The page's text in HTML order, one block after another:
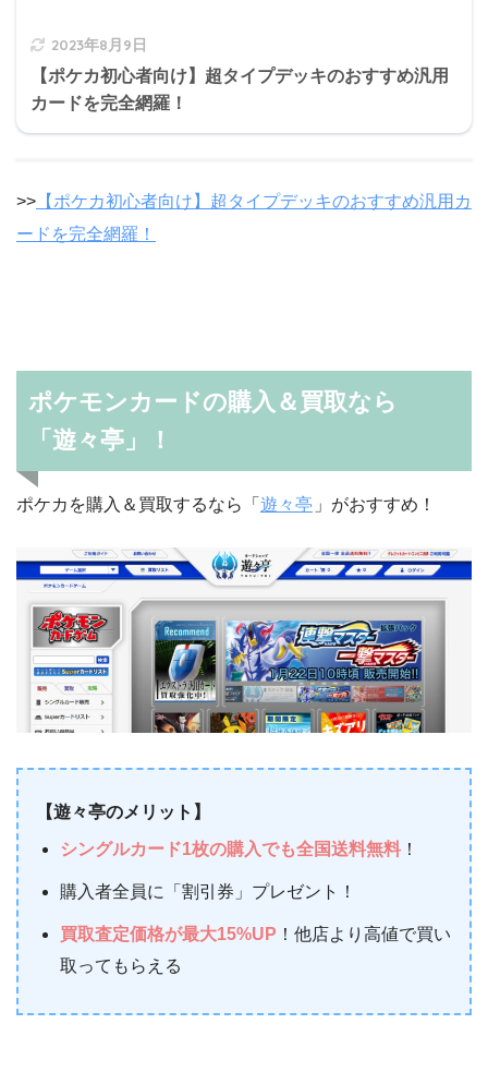
2023年8月9日
【ポケカ初心者向け】超タイプデッキのおすすめ汎用
カードを完全網羅！
>> 【ポケカ初心者向け】超タイプデッキのおすすめ汎用カ
ードを完全網羅！
ポケモンカードの購入＆買取なら
「遊々亭」！
ポケカを購入＆買取するなら「 遊々亭 」がおすすめ！
【遊々亭のメリット】
シングルカード1枚の購入でも全国送料無料 ！
購入者全員に「割引券」プレゼント！
買取査定価格が最大15%UP ！他店より高値で買い
取ってもらえる